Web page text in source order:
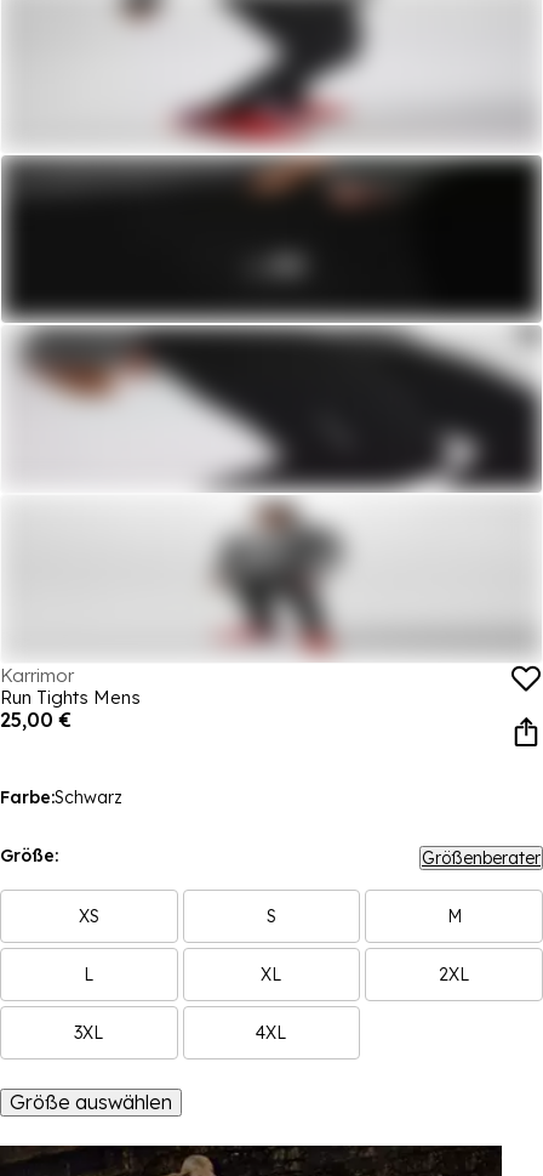
Karrimor
Run Tights Mens
25,00 €
Farbe:Schwarz
Größe: Größenberater
XS S M
L XL 2XL
3XL 4XL
Größe auswählen